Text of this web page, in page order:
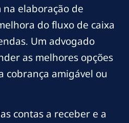
elaboração de
do fluxo de caixa
Um advogado
as melhores opções
cobrança amigável ou
contas a receber e a